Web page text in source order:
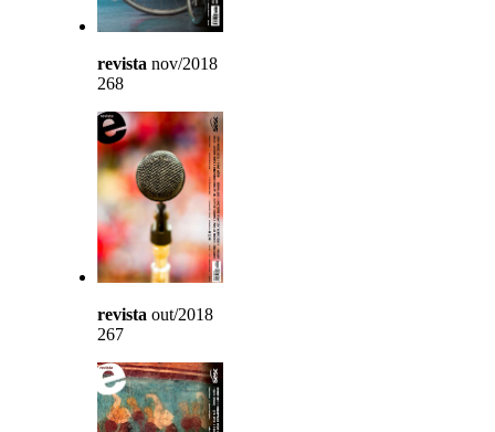
revista nov/2018
268
revista out/2018
267